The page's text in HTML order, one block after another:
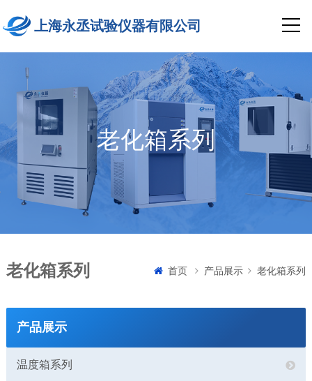
上海永丞试验仪器有限公司
老化箱系列
老化箱系列 首页 产品展示 老化箱系列
产品展示
温度箱系列